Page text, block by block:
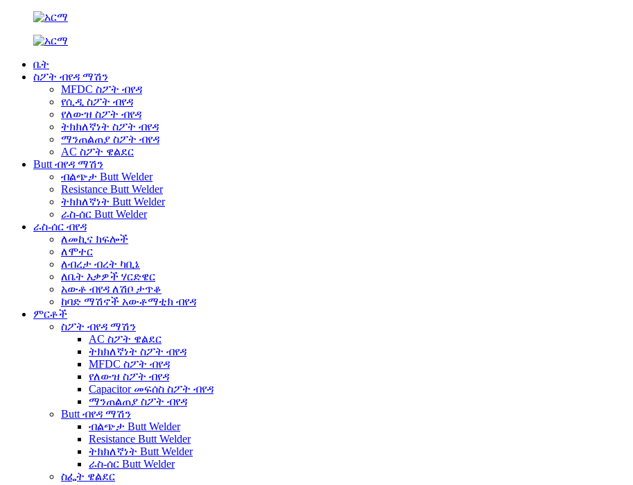
ቤት
ስፖት ብየዳ ማሽን
MFDC ስፖት ብየዳ
የሲዲ ስፖት ብየዳ
የለውዝ ስፖት ብየዳ
ትክክለኛነት ስፖት ብየዳ
ማንጠልጠያ ስፖት ብየዳ
AC ስፖት ዌልደር
Butt ብየዳ ማሽን
ብልጭታ Butt Welder
Resistance Butt Welder
ትክክለኛነት Butt Welder
ራስ-ሰር Butt Welder
ራስ-ሰር ብየዳ
ለመኪና ክፍሎች
ለሞተር
ለብረታ ብረት ካቢኔ
ለቤት እቃዎች ሃርድዌር
አውቶ ብየዳ ለሽቦ ታጥቆ
ከባድ ማሽኖች አውቶማቲክ ብየዳ
ምርቶች
ስፖት ብየዳ ማሽን
AC ስፖት ዌልደር
ትክክለኛነት ስፖት ብየዳ
MFDC ስፖት ብየዳ
የለውዝ ስፖት ብየዳ
Capacitor መፍሰስ ስፖት ብየዳ
ማንጠልጠያ ስፖት ብየዳ
Butt ብየዳ ማሽን
ብልጭታ Butt Welder
Resistance Butt Welder
ትክክለኛነት Butt Welder
ራስ-ሰር Butt Welder
ስፌት ዌልደር